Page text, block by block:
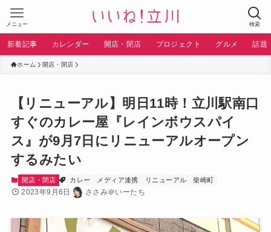
検索
メニュー
新着記事 カレンダー 開店・閉店 プロジェクト グルメ 話題
ホーム 開店・閉店
【リニューアル】明日11時！立川駅南口
すぐのカレー屋『レインボウスパイ
ス』が9月7日にリニューアルオープン
するみたい
開店・閉店 カレー メディア連携 リニューアル 柴崎町
2023年9月6日 ささみ＠いーたち